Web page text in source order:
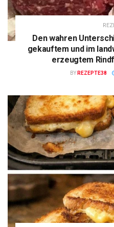
Den wahren
gekauftem und im
erzeugtem
BY REZEPTE38